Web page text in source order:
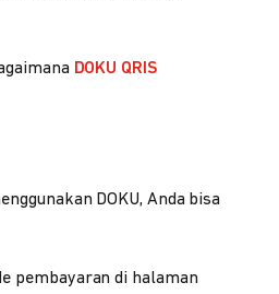
DOKU QRIS
DOKU, Anda bisa
pembayaran di halaman